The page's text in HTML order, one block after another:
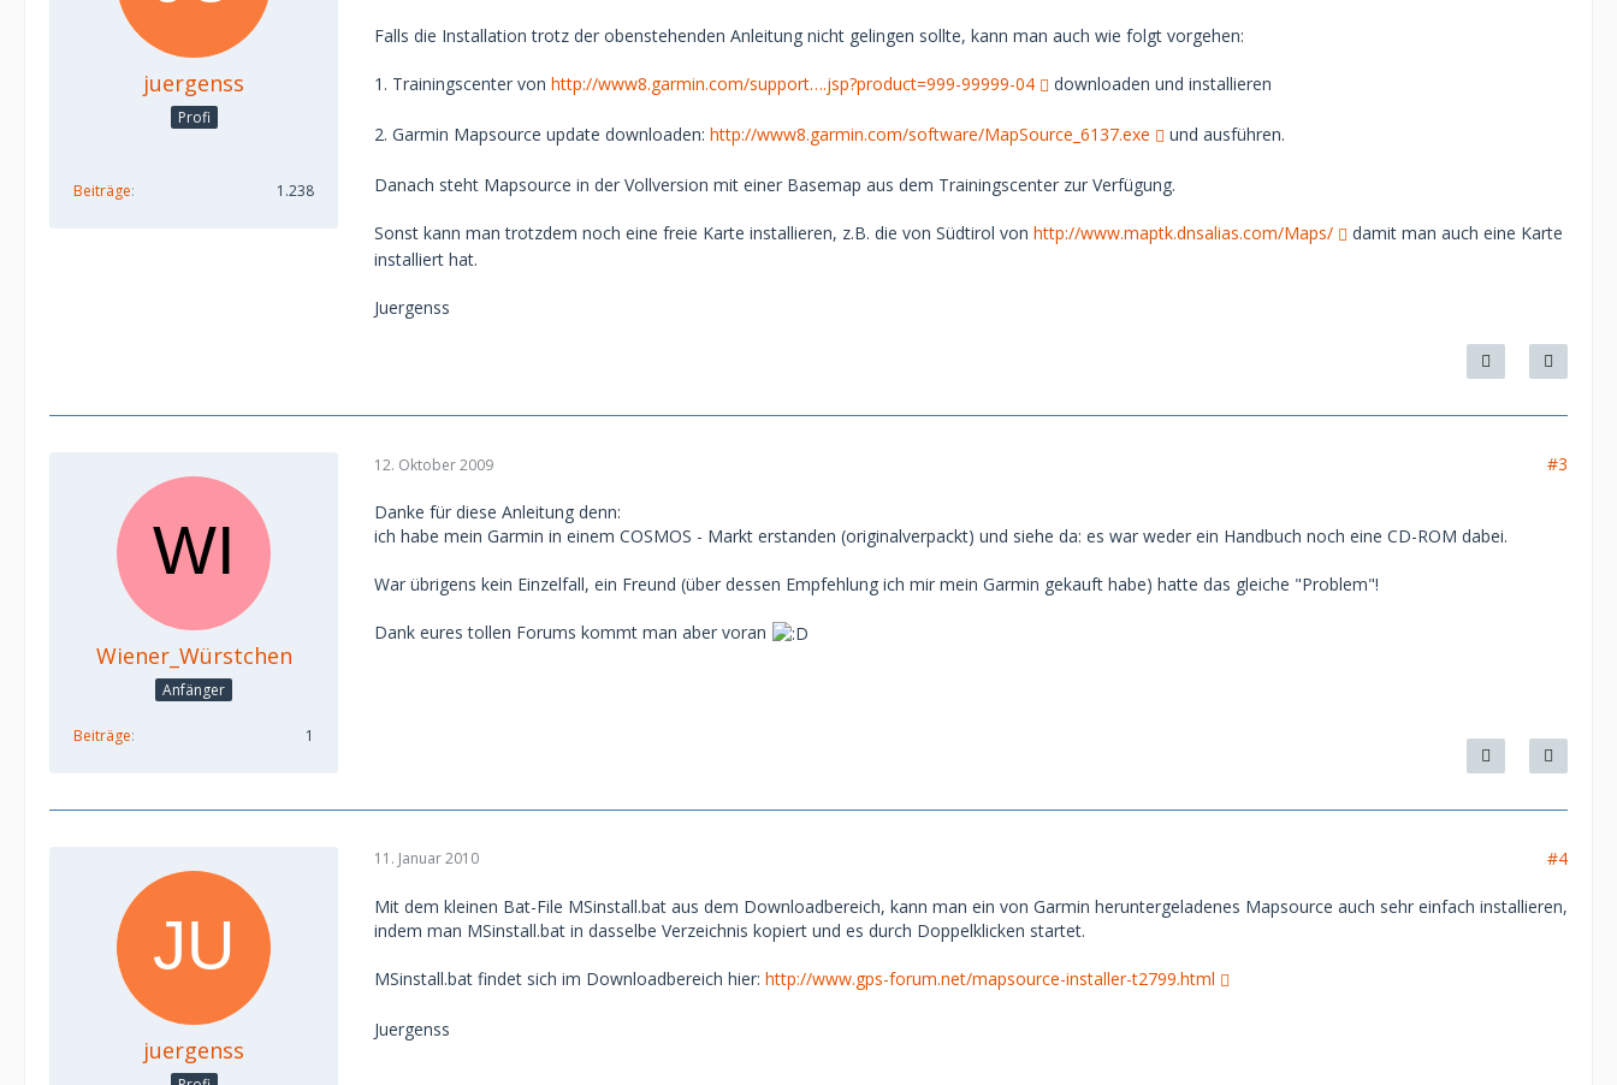
juergenss
Profi
Beiträge 1.238
Falls die Installation trotz der obenstehenden Anleitung nicht gelingen sollte, kann man auch wie folgt vorgehen:
1. Trainingscenter von http://www8.garmin.com/support….jsp?product=999-99999-04 downloaden und installieren
2. Garmin Mapsource update downloaden: http://www8.garmin.com/software/MapSource_6137.exe und ausführen.
Danach steht Mapsource in der Vollversion mit einer Basemap aus dem Trainingscenter zur Verfügung.
Sonst kann man trotzdem noch eine freie Karte installieren, z.B. die von Südtirol von http://www.maptk.dnsalias.com/Maps/
damit man auch eine Karte
installiert hat.
Juergenss
Wiener_Würstchen
Anfänger
Beiträge 1
12. Oktober 2009 #3
Danke für diese Anleitung denn:
ich habe mein Garmin in einem COSMOS - Markt erstanden (originalverpackt) und siehe da: es war weder ein Handbuch noch eine CD-ROM dabei.
War übrigens kein Einzelfall, ein Freund (über dessen Empfehlung ich mir mein Garmin gekauft habe) hatte das gleiche "Problem"!
Dank eures tollen Forums kommt man aber voran
juergenss
11. Januar 2010 #4
Mit dem kleinen Bat-File MSinstall.bat aus dem Downloadbereich, kann man ein von Garmin heruntergeladenes Mapsource auch sehr einfach installieren,
indem man MSinstall.bat in dasselbe Verzeichnis kopiert und es durch Doppelklicken startet.
MSinstall.bat findet sich im Downloadbereich hier: http://www.gps-forum.net/mapsource-installer-t2799.html
Juergenss